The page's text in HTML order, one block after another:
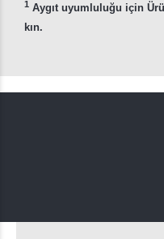
1 Aygıt uyumluluğu için
kın.